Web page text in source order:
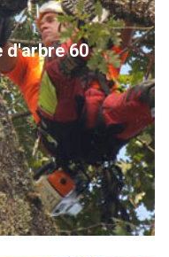
d'arbre 60